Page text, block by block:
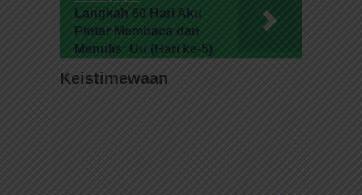
Langkah 60 Hari Aku
Pintar Membaca dan
Menulis: Uu (Hari ke-5)
Keistimewaan